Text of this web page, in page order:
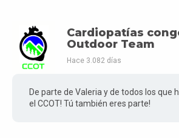
Cardiopatías
Outdoor Team
Hace 3.082 días
De parte de Valeria y de todos los que
el CCOT! Tú también eres parte!